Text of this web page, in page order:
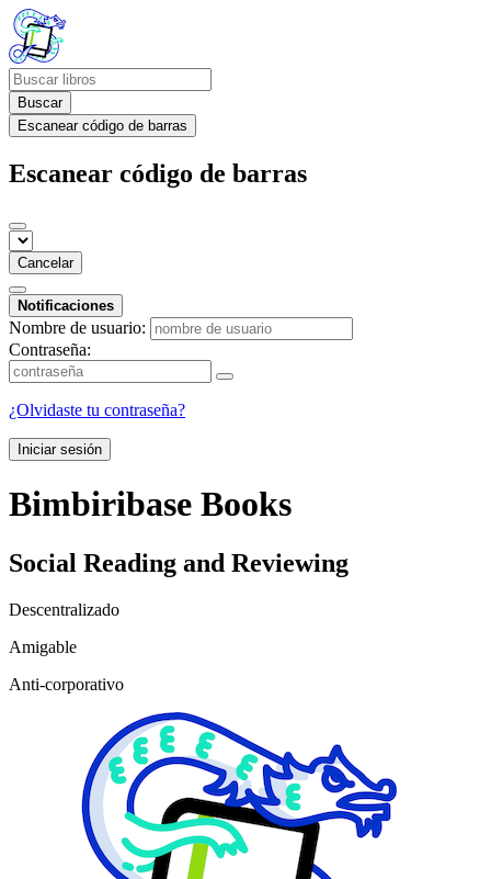
Buscar
Escanear código de barras
Escanear código de barras
Cancelar
Notificaciones
Nombre de usuario:
Contraseña:
¿Olvidaste tu contraseña?
Iniciar sesión
Bimbiribase Books
Social Reading and Reviewing
Descentralizado
Amigable
Anti-corporativo